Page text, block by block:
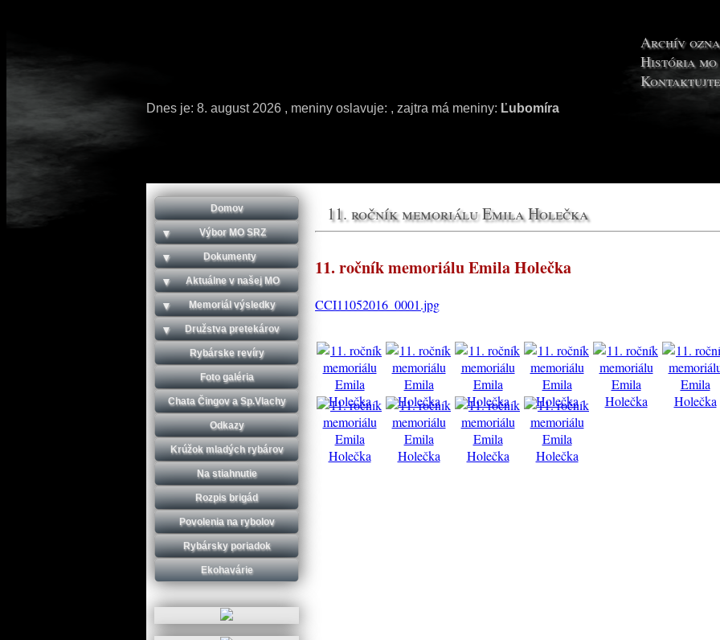
Archív
História
Dnes je: 8. august 2026 , meniny oslavuje: , zajtra má meniny: Ľubomíra
Domov
Výbor MO SRZ
Dokumenty
Aktuálne v našej MO
Memoriál výsledky
Družstva pretekárov
Rybárske revíry
Foto galéria
Chata Čingov a Sp.Vlachy
Odkazy
Krúžok mladých rybárov
Na stiahnutie
Rozpis brigád
Povolenia na rybolov
Rybársky poriadok
Ekohavárie
11. ročník memoriálu Emila Holečka
11. ročník memoriálu Emila Holečka
CCI11052016_0001.jpg